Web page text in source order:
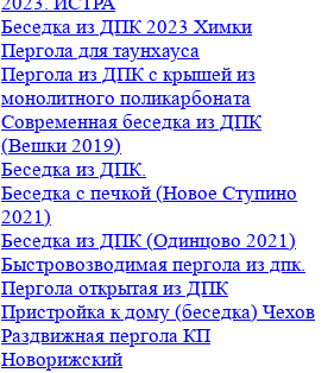
Беседка из ДПК 2023 Химки
Пергола для таунхауса
Пергола из ДПК с крышей из
монолитного поликарбоната
Современная беседка из ДПК
(Вешки 2019)
Беседка из ДПК.
Беседка с печкой (Новое Ступино
2021)
Беседка из ДПК (Одинцово 2021)
Быстровозводимая пергола из дпк.
Пергола открытая из ДПК
Пристройка к дому (беседка) Чехов
Раздвижная пергола КП
Новорижский